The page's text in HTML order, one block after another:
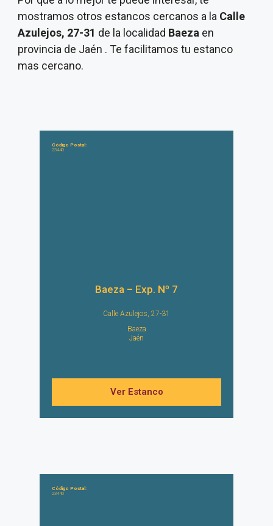
mostramos otros estancos cercanos a la Calle
Azulejos, 27-31 de la localidad Baeza en
provincia de Jaén . Te facilitamos tu estanco
mas cercano.
Código Postal:
23440
Baeza – Exp. Nº 7
Calle Azulejos, 27-31
Baeza
Jaén
Ver Estanco
Código Postal:
23440